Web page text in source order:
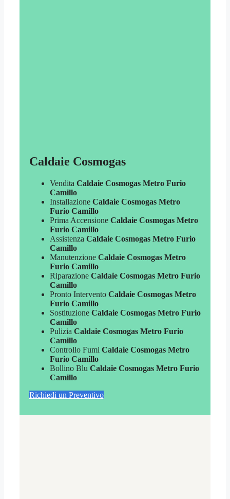
Caldaie Cosmogas
Vendita Caldaie Cosmogas Metro Furio
Camillo
Installazione Caldaie Cosmogas Metro
Furio Camillo
Prima Accensione Caldaie Cosmogas Metro
Furio Camillo
Assistenza Caldaie Cosmogas Metro Furio
Camillo
Manutenzione Caldaie Cosmogas Metro
Furio Camillo
Riparazione Caldaie Cosmogas Metro Furio
Camillo
Pronto Intervento Caldaie Cosmogas Metro
Furio Camillo
Sostituzione Caldaie Cosmogas Metro Furio
Camillo
Pulizia Caldaie Cosmogas Metro Furio
Camillo
Controllo Fumi Caldaie Cosmogas Metro
Furio Camillo
Bollino Blu Caldaie Cosmogas Metro Furio
Camillo
Richiedi un Preventivo